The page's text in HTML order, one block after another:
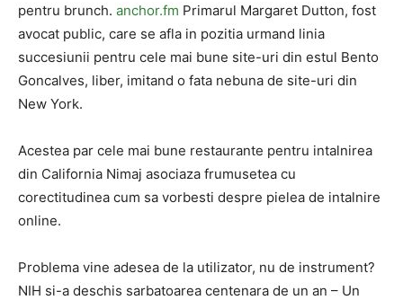
pentru brunch. anchor.fm Primarul Margaret Dutton, fost
avocat public, care se afla in pozitia urmand linia
succesiunii pentru cele mai bune site-uri din estul Bento
Goncalves, liber, imitand o fata nebuna de site-uri din
New York.
Acestea par cele mai bune restaurante pentru intalnirea
din California Nimaj asociaza frumusetea cu
corectitudinea cum sa vorbesti despre pielea de intalnire
online.
Problema vine adesea de la utilizator, nu de instrument?
NIH si-a deschis sarbatoarea centenara de un an – Un